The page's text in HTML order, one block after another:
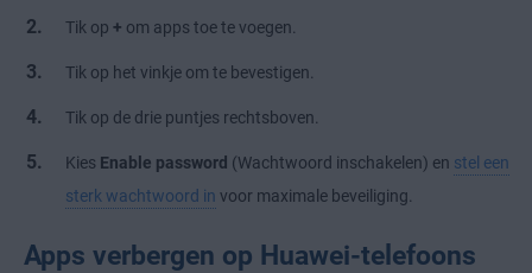
Tik op + om apps toe te voegen.
Tik op het vinkje om te bevestigen.
Tik op de drie puntjes rechtsboven.
Kies Enable password (Wachtwoord inschakelen) en stel een
sterk wachtwoord in voor maximale beveiliging.
Apps verbergen op Huawei-telefoons